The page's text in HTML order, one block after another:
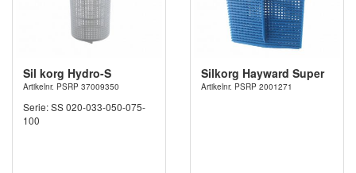
Sil korg Hydro-S
Artikelnr. PSRP 37009350
Serie: SS 020-033-050-075-
100
Silkorg Hayward Super
Artikelnr. PSRP 2001271